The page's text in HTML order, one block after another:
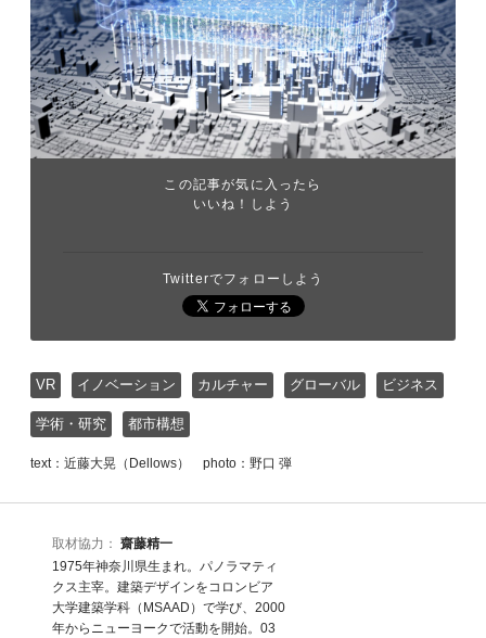
この記事が気に入ったら
いいね！しよう
Twitterでフォローしよう
VR イノベーション カルチャー グローバル ビジネス
学術・研究 都市構想
text：近藤大晃（Dellows） photo：野口 弾
取材協力： 齋藤精一
1975年神奈川県生まれ。パノラマティ
クス主宰。建築デザインをコロンビア
大学建築学科（MSAAD）で学び、2000
年からニューヨークで活動を開始。03